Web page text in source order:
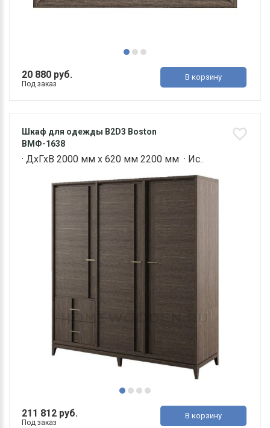
20 880 руб.
Под заказ
В корзину
Шкаф для одежды B2D3 Boston
ВМФ-1638
· ДхГхВ 2000 мм х 620 мм 2200 мм · Ис..
211 812 руб.
Под заказ
В корзину